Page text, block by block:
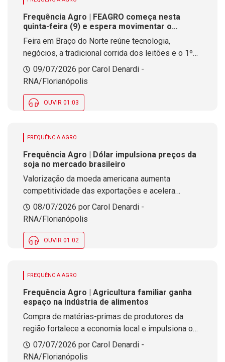
Frequência Agro | FEAGRO começa nesta
quinta-feira (9) e espera movimentar o
agronegócio em SC
Feira em Braço do Norte reúne tecnologia,
negócios, a tradicional corrida dos leitões e o 1º
Concurso Catarinense de Cachaça e Aguardente
09/07/2026 por Carol Denardi -
RNA/Florianópolis
OUVIR 01:03
FREQUÊNCIA AGRO
Frequência Agro | Dólar impulsiona preços da
soja no mercado brasileiro
Valorização da moeda americana aumenta
competitividade das exportações e acelera
negócios para a próxima safra
08/07/2026 por Carol Denardi -
RNA/Florianópolis
OUVIR 01:02
FREQUÊNCIA AGRO
Frequência Agro | Agricultura familiar ganha
espaço na indústria de alimentos
Compra de matérias-primas de produtores da
região fortalece a economia local e impulsiona o
desenvolvimento
07/07/2026 por Carol Denardi -
RNA/Florianópolis